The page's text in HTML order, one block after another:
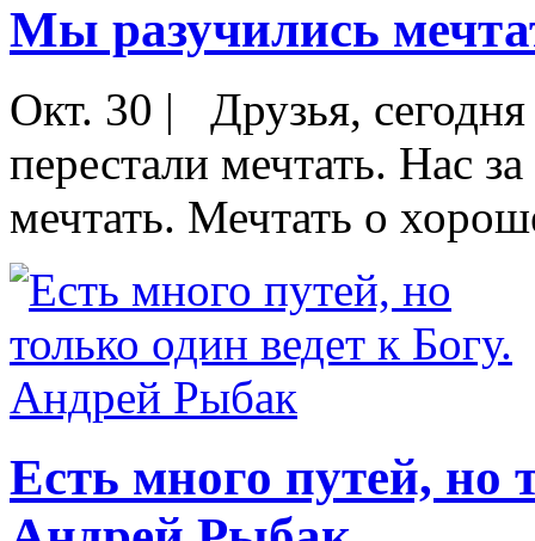
Мы разучились
Окт. 30 |
Друзья,
перестали мечтать. Нас
мечтать. Мечтать о
Есть много путей, но